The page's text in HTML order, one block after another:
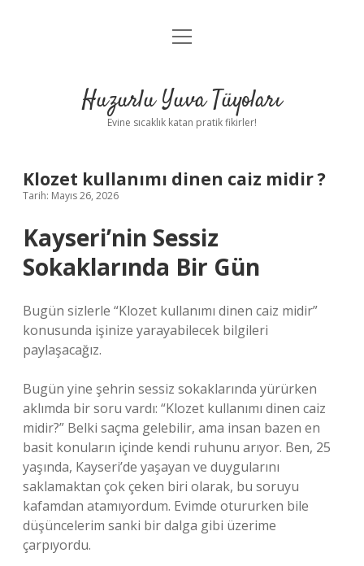
Anasayfa
Yasal Uyarı
menüyü
Huzurlu Yuva Tüyoları
Evine sıcaklık katan pratik fikirler!
Klozet kullanımı dinen caiz midir ?
Tarih: Mayıs 26, 2026
Kayseri’nin Sessiz
Sokaklarında Bir Gün
Bugün sizlerle “Klozet kullanımı dinen caiz midir”
konusunda işinize yarayabilecek bilgileri
paylaşacağız.
Bugün yine şehrin sessiz sokaklarında yürürken
aklımda bir soru vardı: “Klozet kullanımı dinen caiz
midir?” Belki saçma gelebilir, ama insan bazen en
basit konuların içinde kendi ruhunu arıyor. Ben, 25
yaşında, Kayseri’de yaşayan ve duygularını
saklamaktan çok çeken biri olarak, bu soruyu
kafamdan atamıyordum. Evimde otururken bile
düşüncelerim sanki bir dalga gibi üzerime
çarpıyordu.